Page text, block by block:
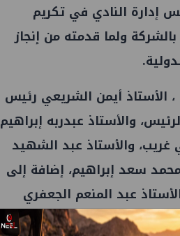
إدارة النادي في تكريم
ولما قدمته من إنجاز
الأستاذ أيمن الشريعي رئيس
والأستاذ عبدربه إبراهيم
والأستاذ عبد الشهيد
سعد إبراهيم، إضافة إلى
عبد المنعم الجعفري